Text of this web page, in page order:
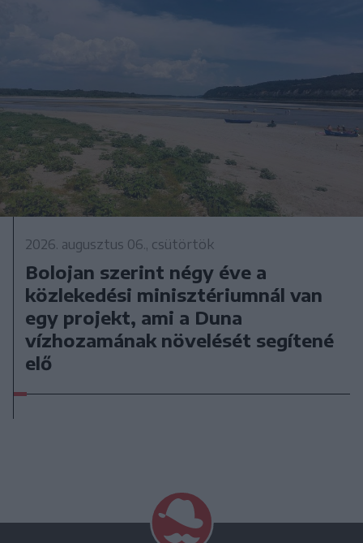
2026. augusztus 06., csütörtök
Bolojan szerint négy éve a
közlekedési minisztériumnál van
egy projekt, ami a Duna
vízhozamának növelését segítené
elő